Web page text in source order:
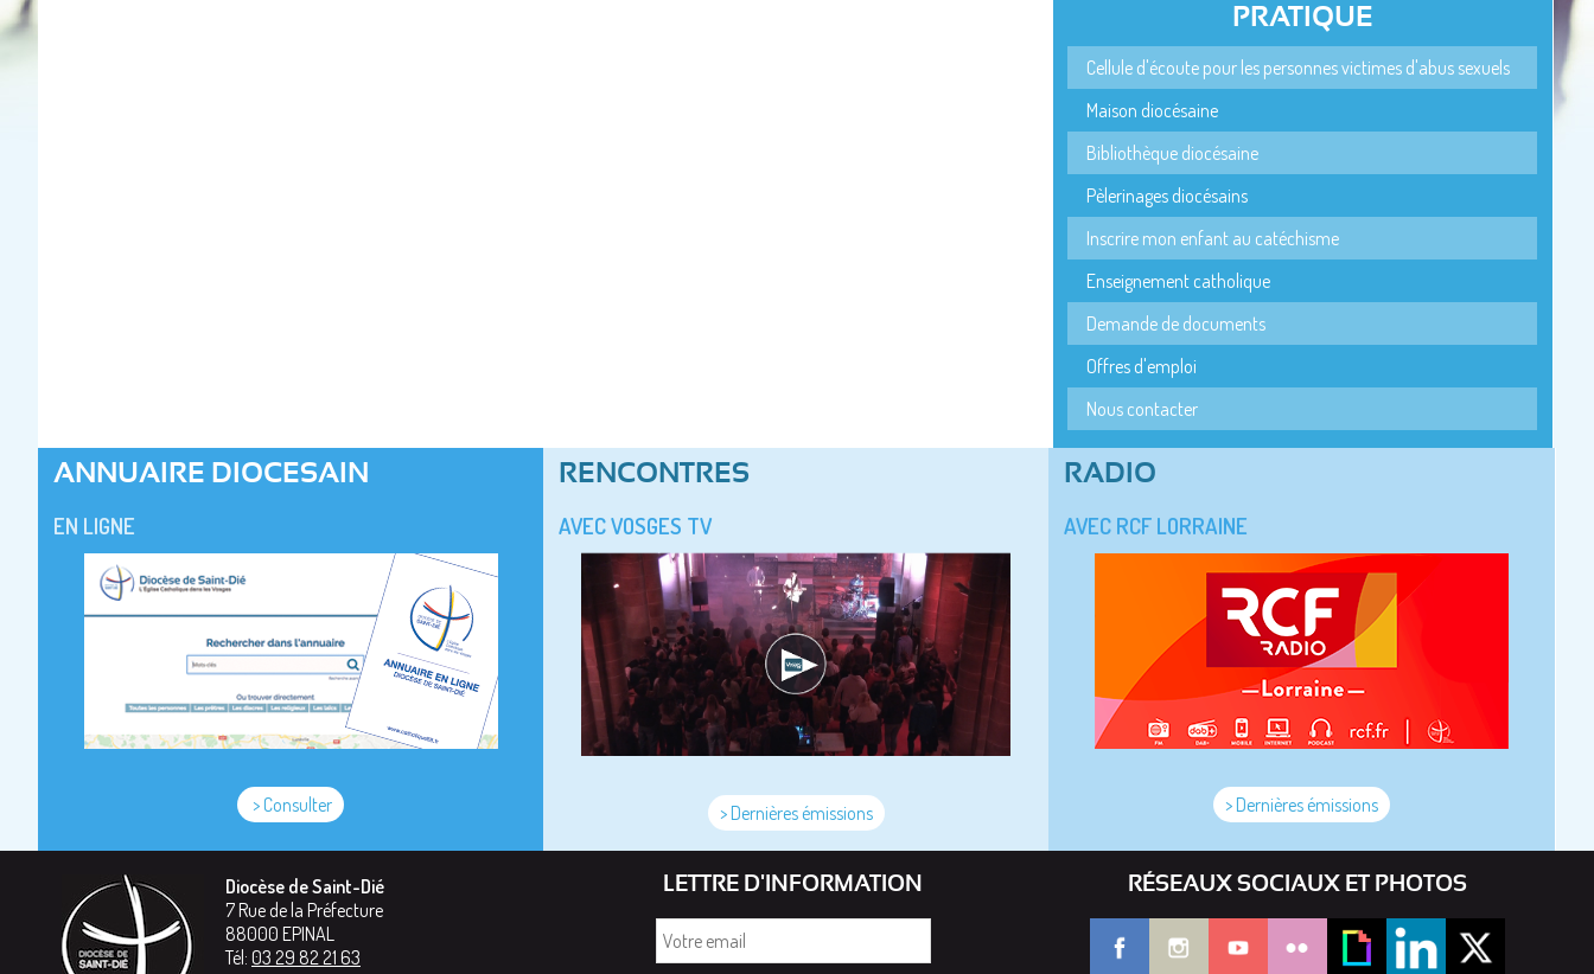
PRATIQUE
Cellule d'écoute pour les personnes victimes d'abus sexuels
Maison diocésaine
Bibliothèque diocésaine
Pèlerinages diocésains
Inscrire mon enfant au catéchisme
Enseignement catholique
Demande de documents
Offres d'emploi
Nous contacter
ANNUAIRE DIOCESAIN
EN LIGNE
> Consulter
RENCONTRES
AVEC VOSGES TV
> Dernières émissions
RADIO
AVEC RCF LORRAINE
> Dernières émissions
Diocèse de Saint-Dié
7 Rue de la Préfecture
88000 EPINAL
Tél: 03 29 82 21 63
LETTRE D'INFORMATION RÉSEAUX SOCIAUX ET PHOTOS